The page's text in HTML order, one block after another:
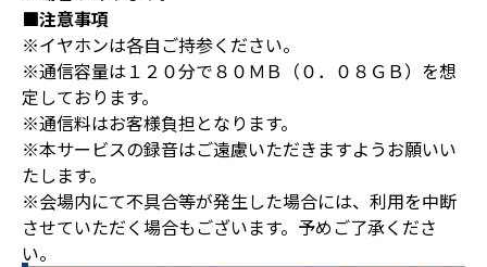
■注意事項
※イヤホンは各自ご持参ください。
※通信容量は１２０分で８０ＭＢ（０．０８ＧＢ）を想
定しております。
※通信料はお客様負担となります。
※本サービスの録音はご遠慮いただきますようお願いい
たします。
※会場内にて不具合等が発生した場合には、利用を中断
させていただく場合もございます。予めご了承くださ
い。